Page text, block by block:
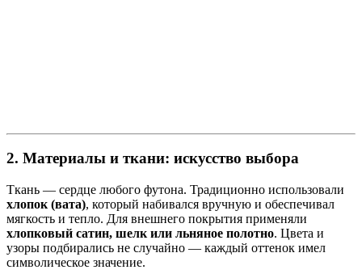
2. Материалы и ткани: искусство выбора
Ткань — сердце любого футона. Традиционно использовали
хлопок (вата), который набивался вручную и обеспечивал
мягкость и тепло. Для внешнего покрытия применяли
хлопковый сатин, шелк или льняное полотно. Цвета и
узоры подбирались не случайно — каждый оттенок имел
символическое значение.